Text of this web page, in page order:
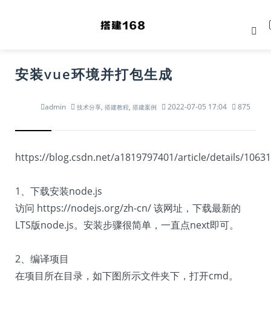
安装vue环境并打包生成
admin 技术分享, 搭建教程, 搭建案例 2022-07-05 17:04 875
https://blog.csdn.net/a1819797401/article/details/
1、下载安装node.js
访问 https://nodejs.org/zh-cn/ 该网址，下载最新的
LTS版node.js。安装步骤很简单，一直点next即可。
2、编译项目
在项目所在目录，如下图所示文件夹下，打开cmd。